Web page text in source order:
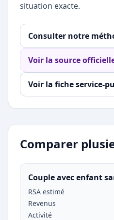
situation exacte.
Consulter notre
Voir la source
Voir la fiche service-
Comparer
Couple avec enfant
RSA estimé
Revenus
Activité